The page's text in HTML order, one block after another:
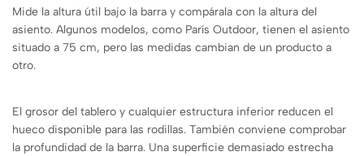
Mide la altura útil bajo la barra y compárala con la altura del
asiento. Algunos modelos, como París Outdoor, tienen el asiento
situado a 75 cm, pero las medidas cambian de un producto a
otro.
El grosor del tablero y cualquier estructura inferior reducen el
hueco disponible para las rodillas. También conviene comprobar
la profundidad de la barra. Una superficie demasiado estrecha